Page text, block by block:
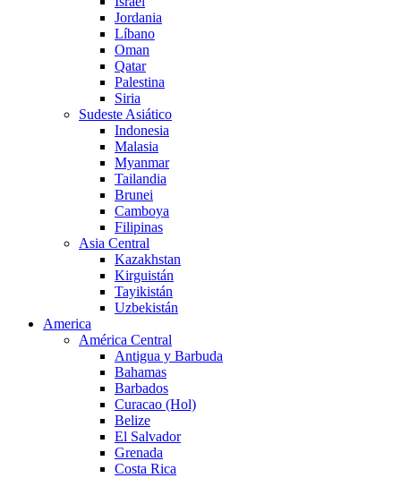
Jordania
Líbano
Oman
Qatar
Palestina
Siria
Sudeste Asiático
Indonesia
Malasia
Myanmar
Tailandia
Brunei
Camboya
Filipinas
Asia Central
Kazakhstan
Kirguistán
Tayikistán
Uzbekistán
America
América Central
Antigua y Barbuda
Bahamas
Barbados
Curacao (Hol)
Belize
El Salvador
Grenada
Costa Rica